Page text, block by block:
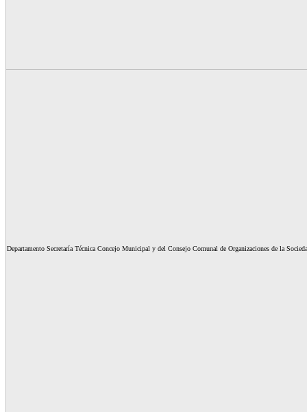
Departamento Secretaría Técnica Concejo Municipal y del Consejo Comunal de Organizaciones de la